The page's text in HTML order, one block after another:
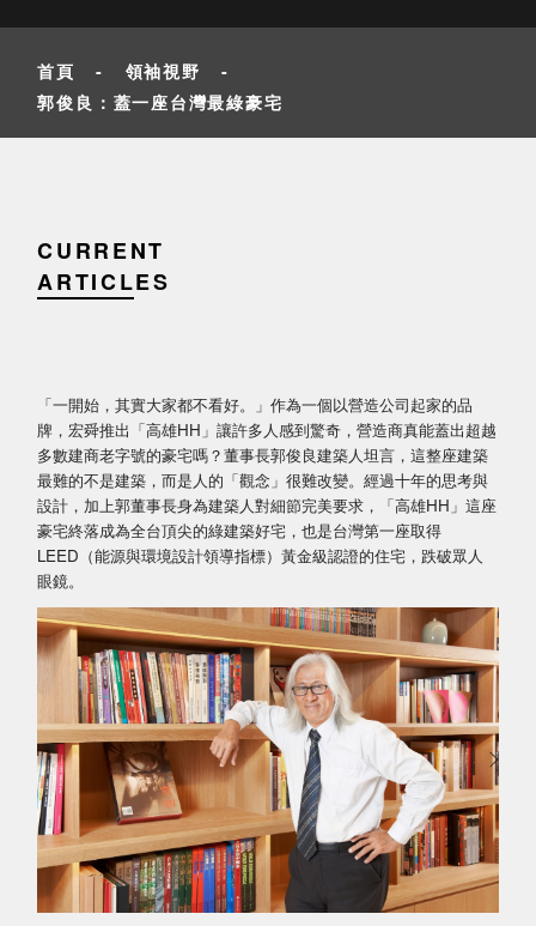
首頁 - 領袖視野
-
郭俊良：蓋一座台灣最綠豪宅
CURRENT
ARTICLES
「一開始，其實大家都不看好。」作為一個以營造公司起家的品
牌，宏舜推出「高雄HH」讓許多人感到驚奇，營造商真能蓋出超越
多數建商老字號的豪宅嗎？董事長郭俊良建築人坦言，這整座建築
最難的不是建築，而是人的「觀念」很難改變。經過十年的思考與
設計，加上郭董事長身為建築人對細節完美要求，「高雄HH」這座
豪宅終落成為全台頂尖的綠建築好宅，也是台灣第一座取得
LEED（能源與環境設計領導指標）黃金級認證的住宅，跌破眾人
眼鏡。